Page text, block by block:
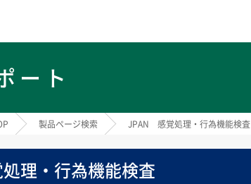
ート
製品ページ検索 JPAN 感覚処理・行為機能検査
理・行為機能検査